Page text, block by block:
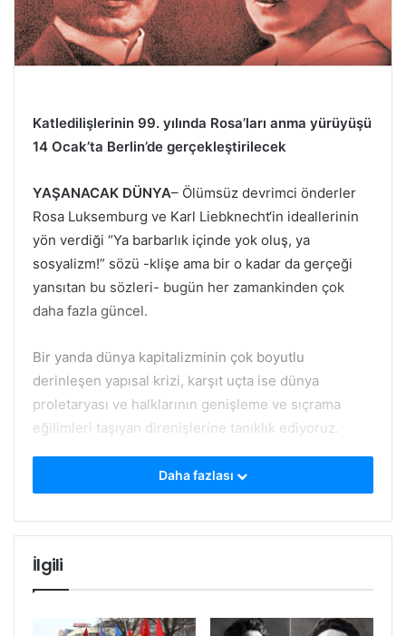
Katledilişlerinin 99. yılında Rosa’ları anma yürüyüşü
14 Ocak’ta Berlin’de gerçekleştirilecek
YAŞANACAK DÜNYA– Ölümsüz devrimci önderler
Rosa Luksemburg ve Karl Liebknecht‘in ideallerinin
yön verdiği “Ya barbarlık içinde yok oluş, ya
sosyalizm!” sözü -klişe ama bir o kadar da gerçeği
yansıtan bu sözleri- bugün her zamankinden çok
daha fazla güncel.
Bir yanda dünya kapitalizminin çok boyutlu
derinleşen yapısal krizi, karşıt uçta ise dünya
proletaryası ve halklarının genişleme ve sıçrama
eğilimleri taşıyan direnişlerine tanıklık ediyoruz.
Aynı zamanda, militan sosyalizm mücadelesini
geliştirmek açısından, kaçırdığımızda vebalini
taşıyamayacağımız tarihsel fırsatlar dönemindeyiz.
mücadelesini, sınıf işbirlikçiliğinin, reformizmin ve
sosyal şovenizmin engellerine karşı da yükseltmenin
kaçınılmaz olduğu bir dönemi yaşıyoruz.
Daha fazlası
İlgili